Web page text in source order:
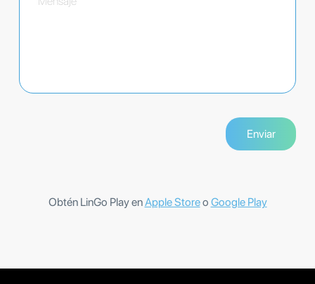
Obtén LinGo Play enApple Storeo Google Play